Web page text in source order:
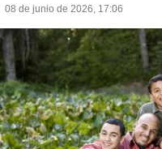
08 de junio de 2026, 17:06